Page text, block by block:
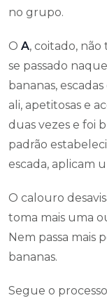
no grupo.
O A, coitado,
se passado
bananas,
ali, apetitosas e
duas vezes e foi
padrão
escada, aplicam
O calouro
toma mais uma
Nem passa mais
bananas.
Segue o